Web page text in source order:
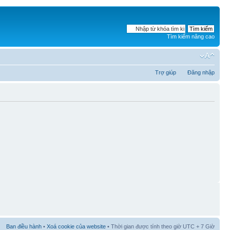
Tìm kiếm nâng cao
Trợ giúp Đăng nhập
Ban điều hành • Xoá cookie của website • Thời gian được tính theo giờ UTC + 7 Giờ